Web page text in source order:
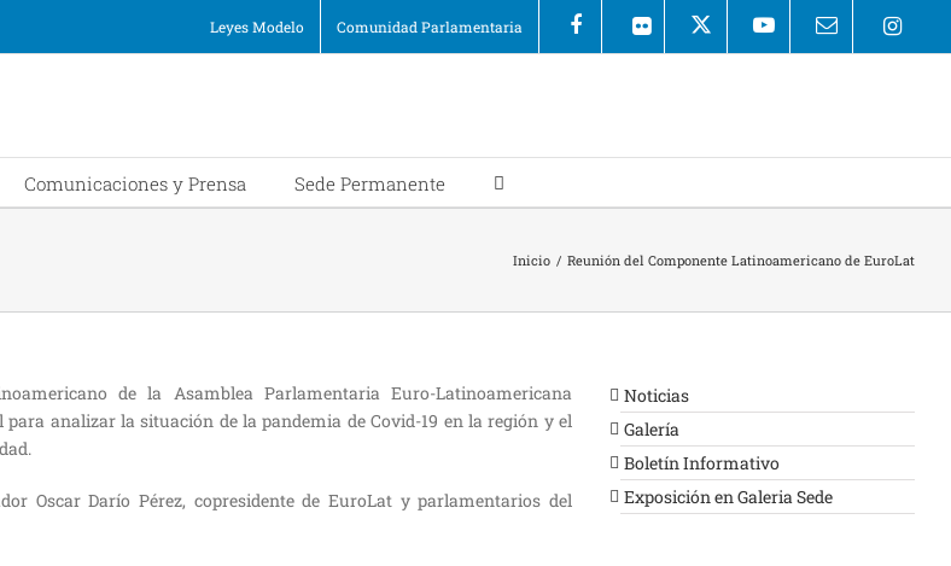
Leyes Modelo Comunidad Parlamentaria
Comunicaciones y Prensa Sede Permanente
Inicio / Reunión del Componente Latinoamericano de EuroLat
de la Asamblea Parlamentaria Euro-Latinoamericana
analizar la situación de la pandemia de Covid-19 en la región y el
Oscar Darío Pérez, copresidente de EuroLat y parlamentarios del
Noticias
Galería
Boletín Informativo
Exposición en Galeria Sede